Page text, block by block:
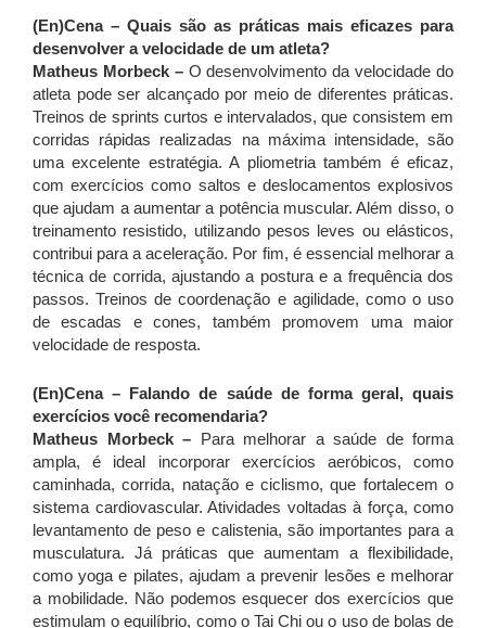
(En)Cena – Quais são as práticas mais eficazes para
desenvolver a velocidade de um atleta?
Matheus Morbeck –O desenvolvimento da velocidade do
atleta pode ser alcançado por meio de diferentes práticas.
Treinos de sprints curtos e intervalados, que consistem em
corridas rápidas realizadas na máxima intensidade, são
uma excelente estratégia. A pliometria também é eficaz,
com exercícios como saltos e deslocamentos explosivos
que ajudam a aumentar a potência muscular. Além disso, o
treinamento resistido, utilizando pesos leves ou elásticos,
contribui para a aceleração. Por fim, é essencial melhorar a
técnica de corrida, ajustando a postura e a frequência dos
passos. Treinos de coordenação e agilidade, como o uso
de escadas e cones, também promovem uma maior
velocidade de resposta.
(En)Cena – Falando de saúde de forma geral, quais
exercícios você recomendaria?
Matheus Morbeck – Para melhorar a saúde de forma
ampla, é ideal incorporar exercícios aeróbicos, como
caminhada, corrida, natação e ciclismo, que fortalecem o
sistema cardiovascular. Atividades voltadas à força, como
levantamento de peso e calistenia, são importantes para a
musculatura. Já práticas que aumentam a flexibilidade,
como yoga e pilates, ajudam a prevenir lesões e melhorar
a mobilidade. Não podemos esquecer dos exercícios que
estimulam o equilíbrio, como o Tai Chi ou o uso de bolas de